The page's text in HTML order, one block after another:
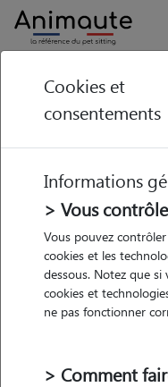
Animaute Auvergne-
• 22 ans
Cookies et
consentements
Informations
> Vous
Vous pouvez
cookies et les
dessous. Notez que
cookies et
ne pas fonctionner
> Comment